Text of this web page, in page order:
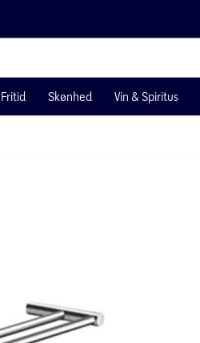
Fritid Skønhed Vin & Spiritus